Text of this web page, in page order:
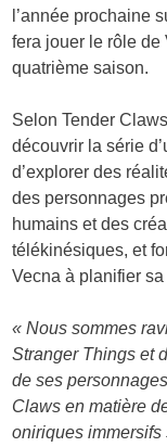
l’année prochaine
fera jouer le rôle de
quatrième saison.
Selon Tender
découvrir la série
d’explorer des
des personnages
humains et des
télékinésiques, et
Vecna à planifier
« Nous sommes
Stranger Things et
de ses
Claws en matière
oniriques immersifs